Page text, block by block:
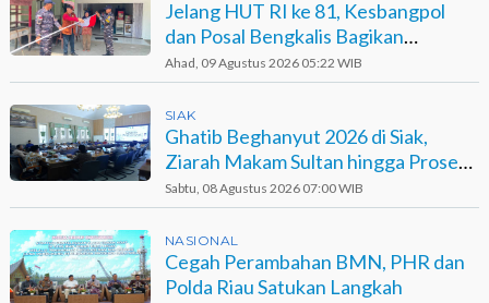
Jelang HUT RI ke 81, Kesbangpol
dan Posal Bengkalis Bagikan
Bendera ke Warga Pesisir
Ahad, 09 Agustus 2026 05:22 WIB
SIAK
Ghatib Beghanyut 2026 di Siak,
Ziarah Makam Sultan hingga Prosesi
di Sungai
Sabtu, 08 Agustus 2026 07:00 WIB
NASIONAL
Cegah Perambahan BMN, PHR dan
Polda Riau Satukan Langkah